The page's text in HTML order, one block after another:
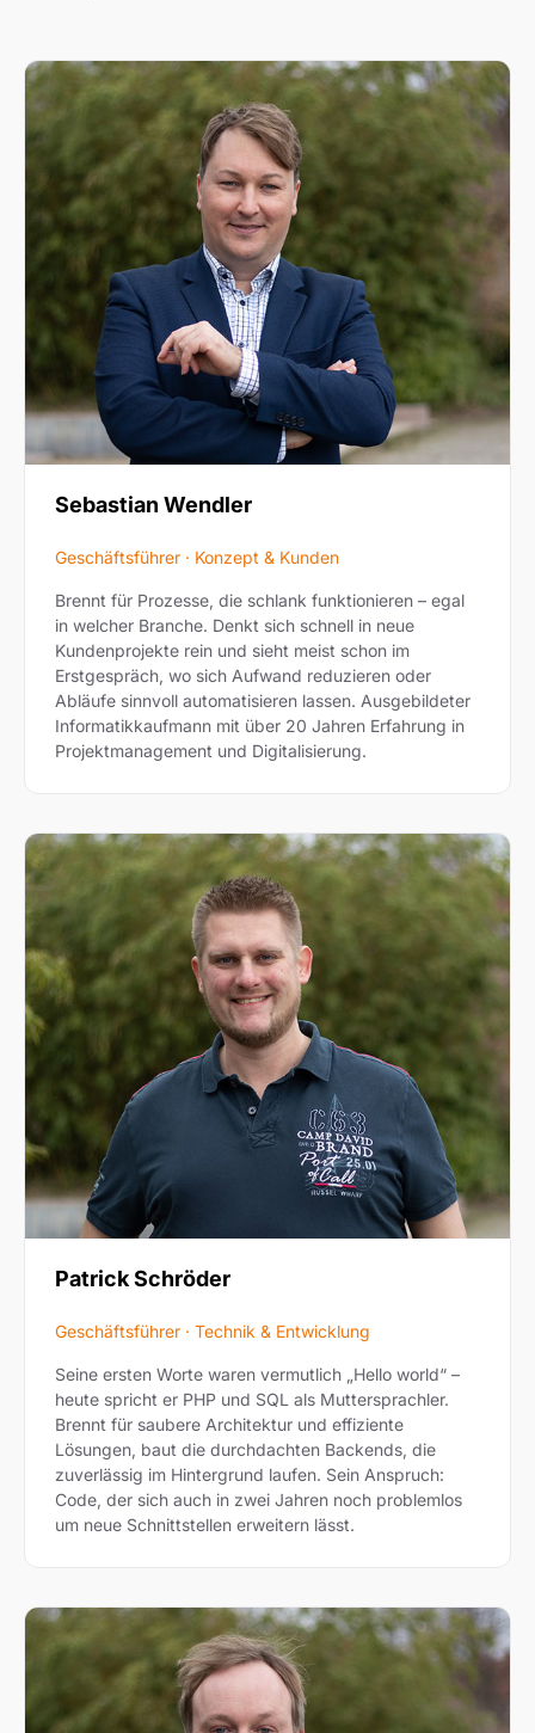
Sebastian Wendler
Geschäftsführer · Konzept & Kunden
Brennt für Prozesse, die schlank funktionieren – egal
in welcher Branche. Denkt sich schnell in neue
Kundenprojekte rein und sieht meist schon im
Erstgespräch, wo sich Aufwand reduzieren oder
Abläufe sinnvoll automatisieren lassen. Ausgebildeter
Informatikkaufmann mit über 20 Jahren Erfahrung in
Projektmanagement und Digitalisierung.
Patrick Schröder
Geschäftsführer · Technik & Entwicklung
Seine ersten Worte waren vermutlich „Hello world“ –
heute spricht er PHP und SQL als Muttersprachler.
Brennt für saubere Architektur und effiziente
Lösungen, baut die durchdachten Backends, die
zuverlässig im Hintergrund laufen. Sein Anspruch:
Code, der sich auch in zwei Jahren noch problemlos
um neue Schnittstellen erweitern lässt.